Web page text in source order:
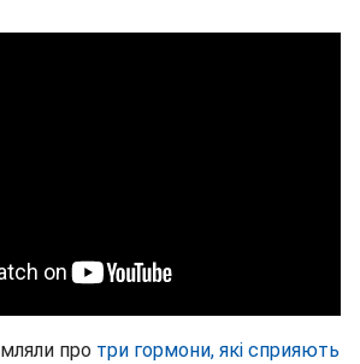
про три гормони, які сприяють